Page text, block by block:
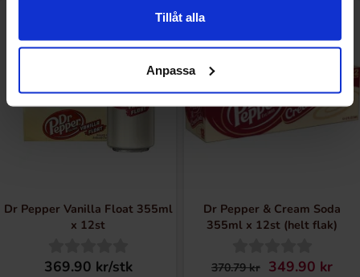
Tillåt alla
Anpassa
Dr Pepper Vanilla Float 355ml
x 12st
369.90 kr/stk
-6%
Dr Pepper & Cream Soda
355ml x 12st (helt flak)
370.79 kr 349.90 kr